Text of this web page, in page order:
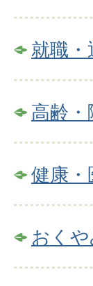
就職・
高齢
健康・
おく